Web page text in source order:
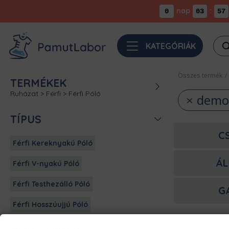
0 nap 03 : 57
KATEGÓRIÁK
TERMÉKEK
Ruházat > Férfi > Férfi Póló
TÍPUS
Férfi Kereknyakú Póló
Férfi V-nyakú Póló
Férfi Testhezálló Póló
Férfi Hosszúujjú Póló
Összes termék /